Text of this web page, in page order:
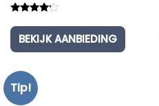
4.00
out of 5
BEKIJK AANBIEDING
Tip!